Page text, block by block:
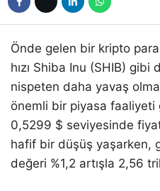
Önde gelen bir kripto
hızı Shiba Inu (SHIB) gibi
nispeten daha yavaş
önemli bir piyasa faaliyeti
0,5299 $ seviyesinde
hafif bir düşüş yaşarken,
değeri %1,2 artışla 2,56